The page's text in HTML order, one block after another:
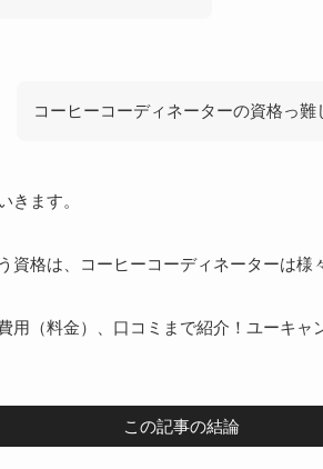
コーヒーコーディネーターの資格っ難
きます。
資格は、コーヒーコーディネーターは様
用（料金）、口コミまで紹介！ユーキ
この記事の結論